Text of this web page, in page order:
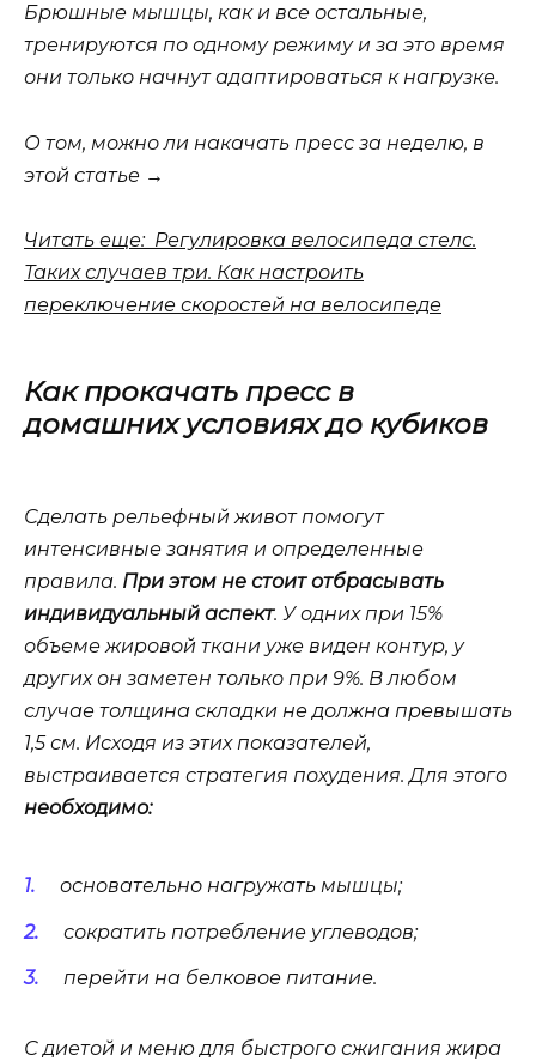
Брюшные мышцы, как и все остальные,
тренируются по одному режиму и за это время
они только начнут адаптироваться к нагрузке.
О том, можно ли накачать пресс за неделю, в
этой статье →
Читать еще: Регулировка велосипеда стелс.
Таких случаев три. Как настроить
переключение скоростей на велосипеде
Как прокачать пресс в
домашних условиях до кубиков
Сделать рельефный живот помогут
интенсивные занятия и определенные
правила. При этом не стоит отбрасывать
индивидуальный аспект. У одних при 15%
объеме жировой ткани уже виден контур, у
других он заметен только при 9%. В любом
случае толщина складки не должна превышать
1,5 см. Исходя из этих показателей,
выстраивается стратегия похудения. Для этого
необходимо:
основательно нагружать мышцы;
сократить потребление углеводов;
перейти на белковое питание.
С диетой и меню для быстрого сжигания жира